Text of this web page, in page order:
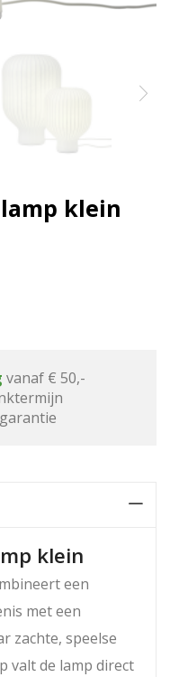
klein
vanaf € 50,-
klein
een
met een
zachte, speelse
valt de lamp direct